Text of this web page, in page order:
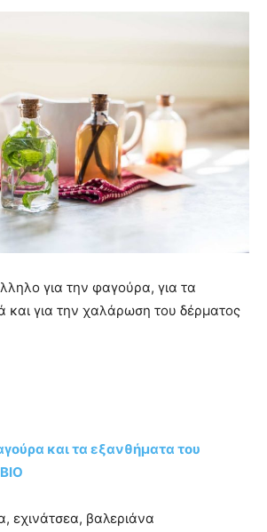
για την φαγούρα, για τα
και για την χαλάρωση του δέρματος
και τα εξανθήματα του
εχινάτσεα, βαλεριάνα